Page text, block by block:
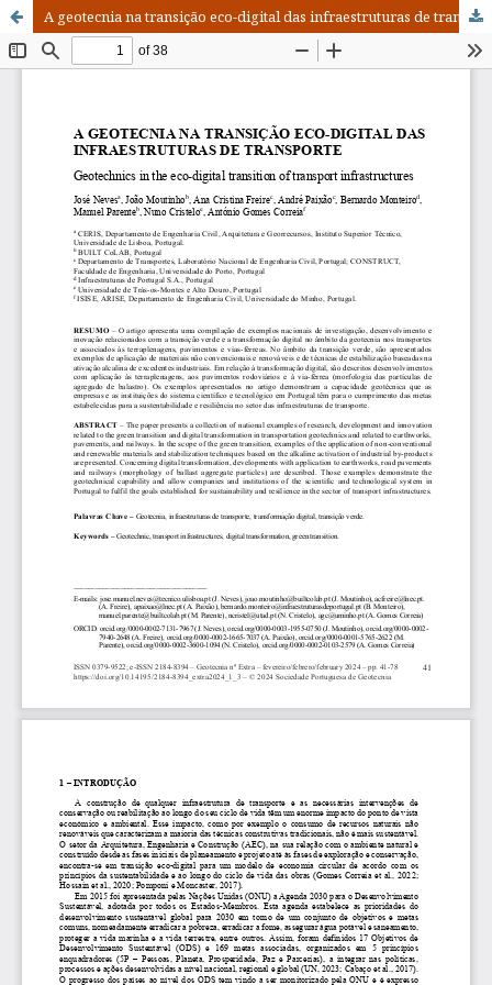
A geotecnia na transição eco-digital das infraestruturas de transporte